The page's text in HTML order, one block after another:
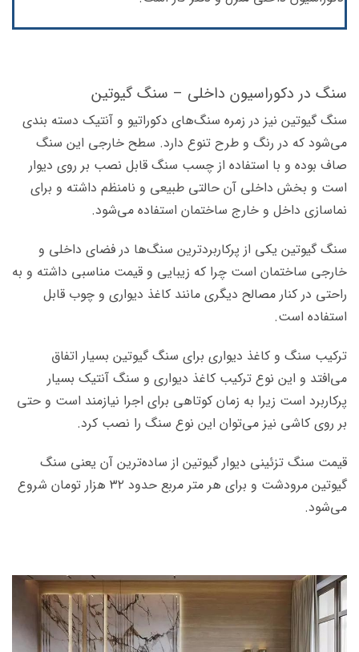
سنگ در دکوراسیون داخلی – سنگ گیوتین
سنگ گیوتین نیز در زمره سنگ‌های دکوراتیو و آنتیک دسته بندی
می‌شود که در رنگ و طرح تنوع دارد. سطح خارجی این سنگ
صاف بوده و با استفاده از چسب سنگ قابل نصب بر روی دیوار
است و بخش داخلی آن حالتی طبیعی و نامنظم داشته و برای
نماسازی داخل و خارج ساختمان استفاده می‌شود.
سنگ گیوتین یکی از پرکاربردترین سنگ‌ها در فضای داخلی و
خارجی ساختمان است چرا که زیبایی و قیمت مناسبی داشته و به
راحتی در کنار مصالح دیگری مانند کاغذ دیواری و چوب قابل
استفاده است.
ترکیب سنگ و کاغذ دیواری برای سنگ گیوتین بسیار اتفاق
می‌افتد و این نوع ترکیب کاغذ دیواری و سنگ آنتیک بسیار
پرکاربرد است زیرا به زمان کوتاهی برای اجرا نیازمند است و حتی
بر روی کاشی نیز می‌توان این نوع سنگ را نصب کرد.
قیمت سنگ تزئینی دیوار گیوتین از ساده‌ترین آن یعنی سنگ
گیوتین مرودشت و برای هر متر مربع حدود ۳۲ هزار
تومان شروع
می‌شود.